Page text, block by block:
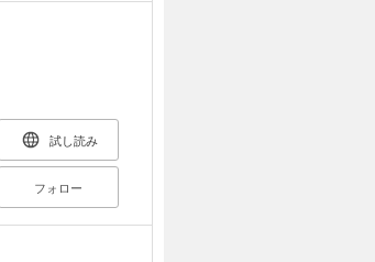
試し読み
フォロー